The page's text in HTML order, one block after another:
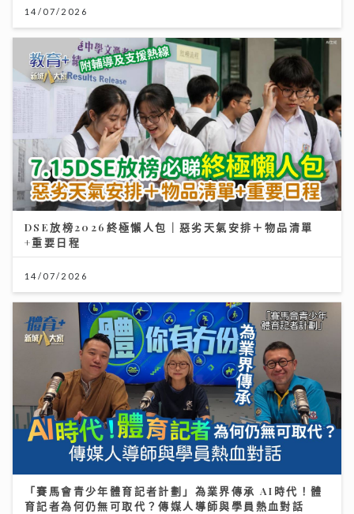
14/07/2026
DSE放榜2026終極懶人包｜惡劣天氣安排＋物品清單
+重要日程
14/07/2026
「賽馬會青少年體育記者計劃」為業界傳承 AI時代！體
育記者為何仍無可取代？傳媒人導師與學員熱血對話